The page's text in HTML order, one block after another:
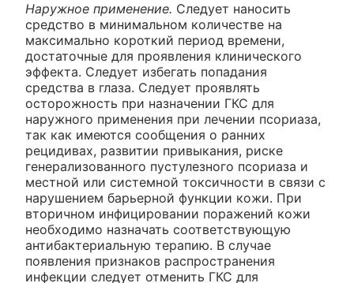
Наружное применение. Следует наносить
средство в минимальном количестве на
максимально короткий период времени,
достаточные для проявления клинического
эффекта. Следует избегать попадания
средства в глаза. Следует проявлять
осторожность при назначении ГКС для
наружного применения при лечении псориаза,
так как имеются сообщения о ранних
рецидивах, развитии привыкания, риске
генерализованного пустулезного псориаза и
местной или системной токсичности в связи с
нарушением барьерной функции кожи. При
вторичном инфицировании поражений кожи
необходимо назначать соответствующую
антибактериальную терапию. В случае
появления признаков распространения
инфекции следует отменить ГКС для